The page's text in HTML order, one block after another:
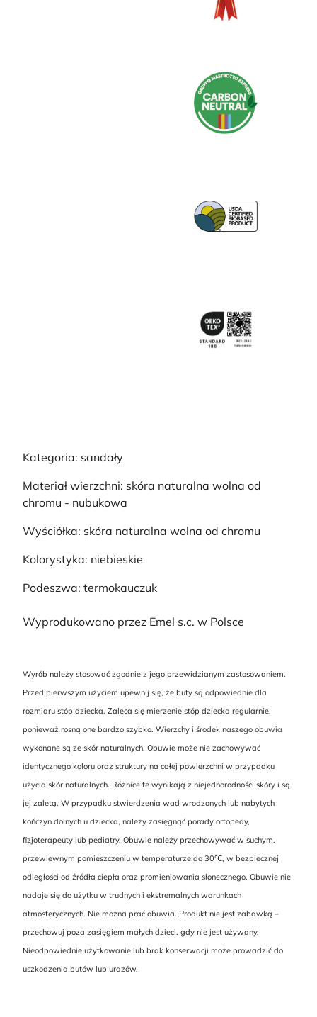
Kategoria: sandały
Materiał wierzchni: skóra naturalna wolna od
chromu - nubukowa
Wyściółka: skóra naturalna wolna od chromu
Kolorystyka: niebieskie
Podeszwa: termokauczuk
Wyprodukowano przez Emel s.c. w Polsce
Wyrób należy stosować zgodnie z jego przewidzianym zastosowaniem.
Przed pierwszym użyciem upewnij się, że buty są odpowiednie dla
rozmiaru stóp dziecka. Zaleca się mierzenie stóp dziecka regularnie,
ponieważ rosną one bardzo szybko. Wierzchy i środek naszego obuwia
wykonane są ze skór naturalnych. Obuwie może nie zachowywać
identycznego koloru oraz struktury na całej powierzchni w przypadku
użycia skór naturalnych. Różnice te wynikają z niejednorodności skóry i są
jej zaletą. W przypadku stwierdzenia wad wrodzonych lub nabytych
kończyn dolnych u dziecka, należy zasięgnąć porady ortopedy,
fizjoterapeuty lub pediatry. Obuwie należy przechowywać w suchym,
przewiewnym pomieszczeniu w temperaturze do 30℃, w bezpiecznej
odległości od źródła ciepła oraz promieniowania słonecznego. Obuwie nie
nadaje się do użytku w trudnych i ekstremalnych warunkach
atmosferycznych. Nie można prać obuwia. Produkt nie jest zabawką –
przechowuj poza zasięgiem małych dzieci, gdy nie jest używany.
Nieodpowiednie użytkowanie lub brak konserwacji może prowadzić do
uszkodzenia butów lub urazów.